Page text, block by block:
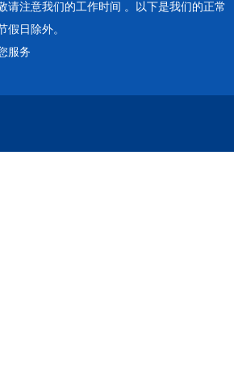
请注意我们的工作时间 。以下是我们的正常
假日除外。
服务